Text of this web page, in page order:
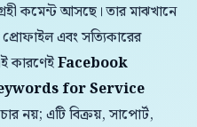
কমেন্ট আসছে। তার মাঝখানে
এবং সত্যিকারের
কারণেইFacebook
for Service
নয়; এটি বিক্রয়, সাপোর্ট,